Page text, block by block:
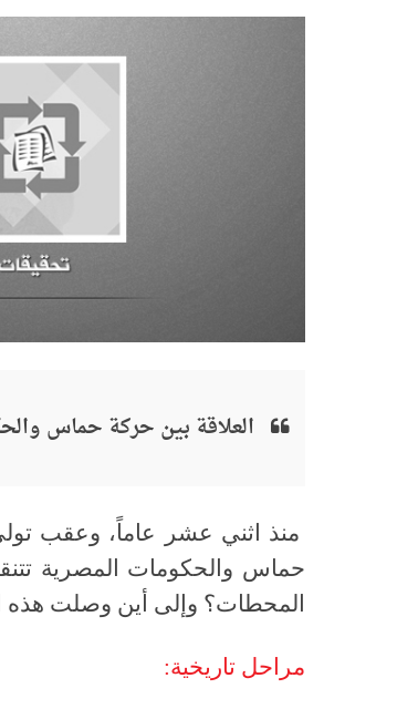
العلاقة بين حركة حماس
منذ اثني عشر عاماً، وعقب
حماس والحكومات المصرية
المحطات؟ وإلى أين وصلت هذه
مراحل تاريخية: